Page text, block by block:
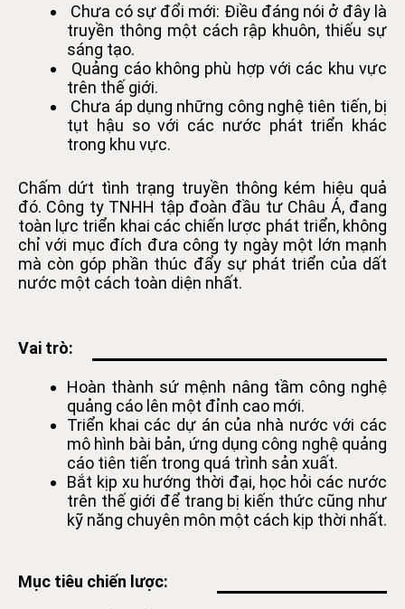
Chưa có sự đổi mới: Điều đáng nói ở đây là
truyền thông một cách rập khuôn, thiếu sự
sáng tạo.
Quảng cáo không phù hợp với các khu vực
trên thế giới.
Chưa áp dụng những công nghệ tiên tiến, bị
tụt hậu so với các nước phát triển khác
trong khu vực.
Chấm dứt tình trạng truyền thông kém hiệu quả
đó. Công ty TNHH tập đoàn đầu tư Châu Á, đang
toàn lực triển khai các chiến lược phát triển, không
chỉ với mục đích đưa công ty ngày một lớn mạnh
mà còn góp phần thúc đẩy sự phát triển của dất
nước một cách toàn diện nhất.
Vai trò:
Hoàn thành sứ mệnh nâng tầm công nghệ
quảng cáo lên một đỉnh cao mới.
Triển khai các dự án của nhà nước với các
mô hình bài bản, ứng dụng công nghệ quảng
cáo tiên tiến trong quá trình sản xuất.
Bắt kịp xu hướng thời đại, học hỏi các nước
trên thế giới để trang bị kiến thức cũng như
kỹ năng chuyên môn một cách kịp thời nhất.
Mục tiêu chiến lược: